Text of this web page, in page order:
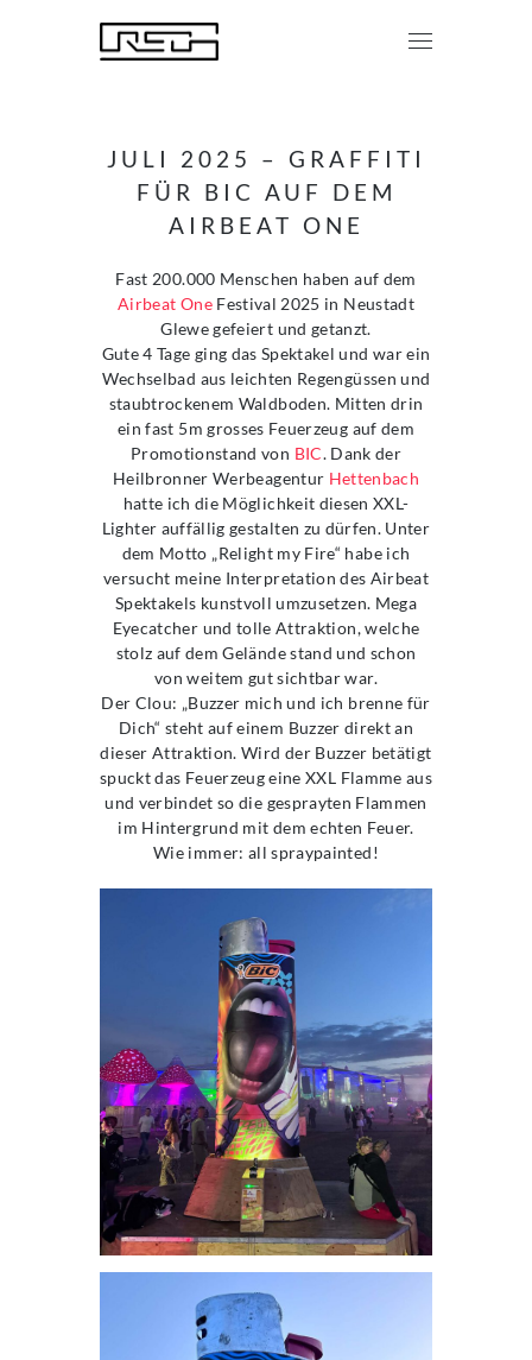
JULI 2025 – GRAFFITI
FÜR BIC AUF DEM
AIRBEAT ONE
Fast 200.000 Menschen haben auf dem
Airbeat OneFestival 2025 in Neustadt
Glewe gefeiert und getanzt.
Gute 4 Tage ging das Spektakel und war ein
Wechselbad aus leichten Regengüssen und
staubtrockenem Waldboden. Mitten drin
ein fast 5m grosses Feuerzeug auf dem
Promotionstand von BIC. Dank der
Heilbronner Werbeagentur Hettenbach
hatte ich die Möglichkeit diesen XXL-
Lighter auffällig gestalten zu dürfen. Unter
dem Motto „Relight my Fire“ habe ich
versucht meine Interpretation des Airbeat
Spektakels kunstvoll umzusetzen. Mega
Eyecatcher und tolle Attraktion, welche
stolz auf dem Gelände stand und schon
von weitem gut sichtbar war.
Der Clou: „Buzzer mich und ich brenne für
Dich“ steht auf einem Buzzer direkt an
dieser Attraktion. Wird der Buzzer betätigt
spuckt das Feuerzeug eine XXL Flamme aus
und verbindet so die gesprayten Flammen
im Hintergrund mit dem echten Feuer.
Wie immer: all spraypainted!